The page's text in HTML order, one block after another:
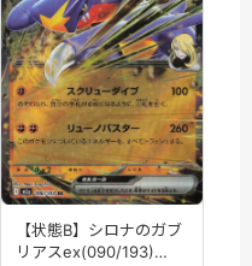
【状態B】シロナのガブ
リアスex(090/193)